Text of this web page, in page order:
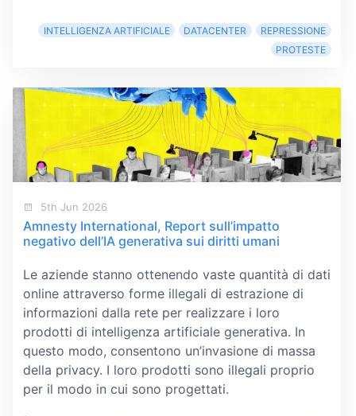
INTELLIGENZA ARTIFICIALE DATACENTER
REPRESSIONE
PROTESTE
5th Jun 2026
Amnesty International, Report sull’impatto
negativo dell’IA generativa sui diritti umani
Le aziende stanno ottenendo vaste quantità di dati
online attraverso forme illegali di estrazione di
informazioni dalla rete per realizzare i loro
prodotti di intelligenza artificiale generativa. In
questo modo, consentono un’invasione di massa
della privacy. I loro prodotti sono illegali proprio
per il modo in cui sono progettati.